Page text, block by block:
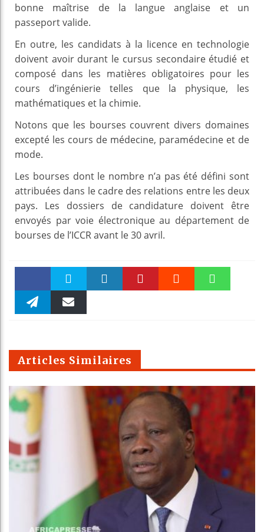
bonne maîtrise de la langue anglaise et un
passeport valide.
En outre, les candidats à la licence en technologie
doivent avoir durant le cursus secondaire étudié et
composé dans les matières obligatoires pour les
cours d’ingénierie telles que la physique, les
mathématiques et la chimie.
Notons que les bourses couvrent divers domaines
excepté les cours de médecine, paramédecine et de
mode.
Les bourses dont le nombre n’a pas été défini sont
attribuées dans le cadre des relations entre les deux
pays. Les dossiers de candidature doivent être
envoyés par voie électronique au département de
bourses de l’ICCR avant le 30 avril.
Faceboo Twitter
m
Articles Similaires